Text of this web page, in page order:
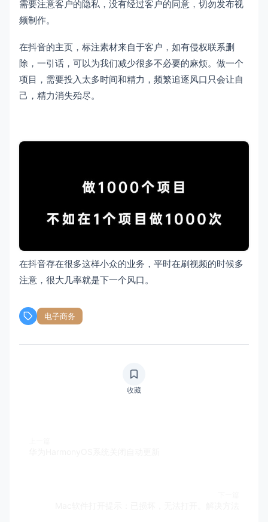
需要注意客户的隐私，没有经过客户的同意，切勿发布视
频制作。
在抖音的主页，标注素材来自于客户，如有侵权联系删
除，一引话，可以为我们减少很多不必要的麻烦。做一个
项目，需要投入太多时间和精力，频繁追逐风口只会让自
己，精力消失殆尽。
在抖音存在很多这样小众的业务，平时在刷视频的时候多
注意，很大几率就是下一个风口。
电子商务
收藏